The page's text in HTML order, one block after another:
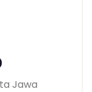
Jawa